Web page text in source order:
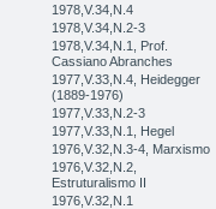
1978,V.34,N.4
1978,V.34,N.2-3
1978,V.34,N.1, Prof.
Cassiano Abranches
1977,V.33,N.4, Heidegger
(1889-1976)
1977,V.33,N.2-3
1977,V.33,N.1, Hegel
1976,V.32,N.3-4, Marxismo
1976,V.32,N.2,
Estruturalismo II
1976,V.32,N.1